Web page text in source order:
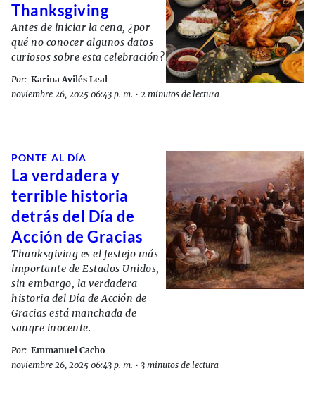
Thanksgiving
Antes de iniciar la cena, ¿por
qué no conocer algunos datos
curiosos sobre esta celebración?
Por: Karina Avilés Leal
noviembre 26, 2025 06:43 p. m. • 2 minutos de lectura
PONTE AL DÍA
La verdadera y
terrible historia
detrás del Día de
Acción de Gracias
Thanksgiving es el festejo más
importante de Estados Unidos,
sin embargo, la verdadera
historia del Día de Acción de
Gracias está manchada de
sangre inocente.
Por: Emmanuel Cacho
noviembre 26, 2025 06:43 p. m. • 3 minutos de lectura